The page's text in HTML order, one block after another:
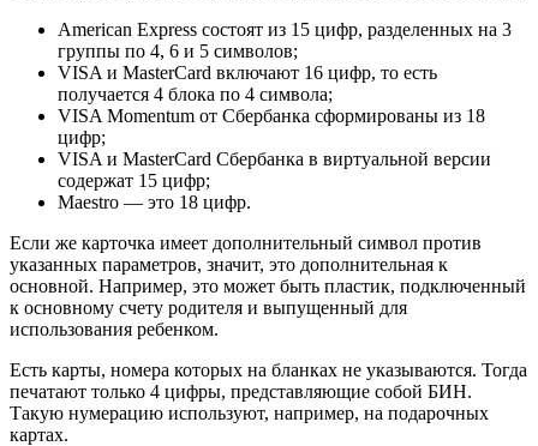
American Express состоят из 15 цифр, разделенных на 3
группы по 4, 6 и 5 символов;
VISA и MasterCard включают 16 цифр, то есть
получается 4 блока по 4 символа;
VISA Momentum от Сбербанка сформированы из 18
цифр;
VISA и MasterCard Сбербанка в виртуальной версии
содержат 15 цифр;
Maestro — это 18 цифр.
Если же карточка имеет дополнительный символ против
указанных параметров, значит, это дополнительная к
основной. Например, это может быть пластик, подключенный
к основному счету родителя и выпущенный для
использования ребенком.
Есть карты, номера которых на бланках не указываются. Тогда
печатают только 4 цифры, представляющие собой БИН.
Такую нумерацию используют, например, на подарочных
картах.